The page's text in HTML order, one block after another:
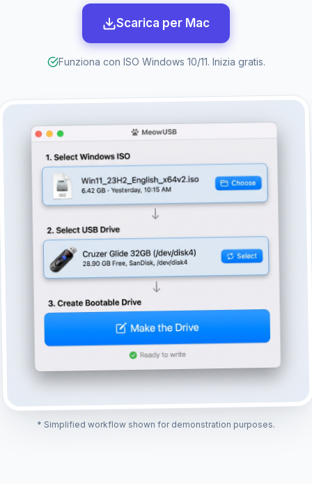
Scarica per Mac
Funziona con ISO Windows 10/11. Inizia gratis.
* Simplified workflow shown for demonstration purposes.